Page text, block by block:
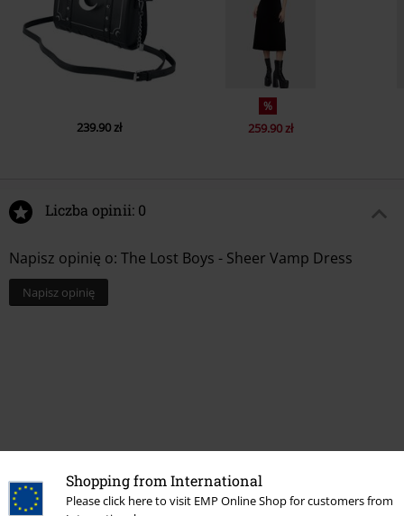
Shopping from International
Please click here to visit EMP Online Shop for customers from
239.90 zł
%
259.90 zł
Liczba opinii: 0
Napisz opinię o: The Lost Boys - Sheer Vamp Dress
Napisz opinię